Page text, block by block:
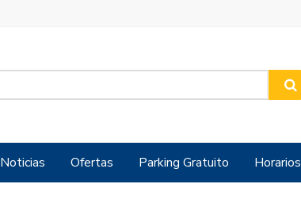
Noticias Ofertas Parking Gratuito Horarios